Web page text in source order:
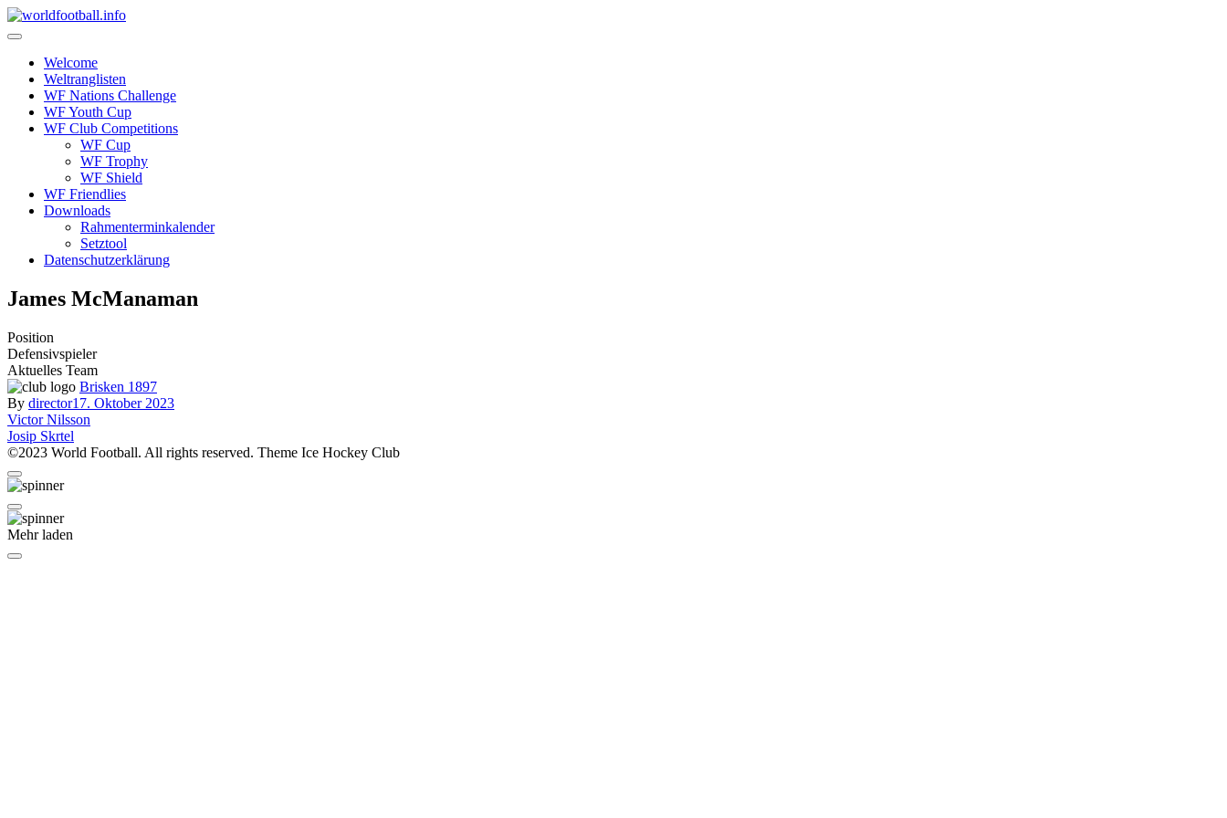
Skip
to
Welcome
Weltranglisten
WF Nations Challenge
WF Youth Cup
WF Club Competitions
WF Cup
WF Trophy
WF Shield
WF Friendlies
Downloads
Rahmenterminkalender
Setztool
Datenschutzerklärung
James McManaman
Position
Defensivspieler
Aktuelles Team
Brisken 1897
By director17. Oktober 2023
Beitragsnavigation
Victor Nilsson
Josip Skrtel
©2023 World Football. All rights reserved. Theme Ice Hockey Club
Mehr laden